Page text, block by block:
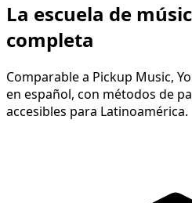
La escuela de
completa
Comparable a Pickup Music,
en español, con métodos de
accesibles para Latinoamérica.